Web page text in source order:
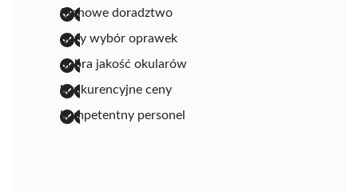
fachowe doradztwo
duży wybór oprawek
dobra jakość okularów
konkurencyjne ceny
kompetentny personel